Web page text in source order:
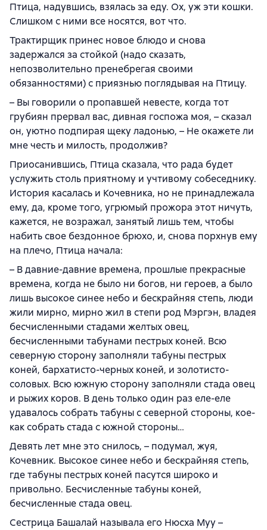
Птица, надувшись, взялась за еду. Ох, уж эти кошки.
Слишком с ними все носятся, вот что.
Трактирщик принес новое блюдо и снова
задержался за стойкой (надо сказать,
непозволительно пренебрегая своими
обязанностями) с приязнью поглядывая на Птицу.
– Вы говорили о пропавшей невесте, когда тот
грубиян прервал вас, дивная госпожа моя, – сказал
он, уютно подпирая щеку ладонью, – Не окажете ли
мне честь и милость, продолжив?
Приосанившись, Птица сказала, что рада будет
услужить столь приятному и учтивому собеседнику.
История касалась и Кочевника, но не принадлежала
ему, да, кроме того, угрюмый прожора этот ничуть,
кажется, не возражал, занятый лишь тем, чтобы
набить свое бездонное брюхо, и, снова порхнув ему
на плечо, Птица начала:
– В давние-давние времена, прошлые прекрасные
времена, когда не было ни богов, ни героев, а было
лишь высокое синее небо и бескрайняя степь, люди
жили мирно, мирно жил в степи род Мэргэн, владея
бесчисленными стадами желтых овец,
бесчисленными табунами пестрых коней. Всю
северную сторону заполняли табуны пестрых
коней, бархатисто-черных коней, и золотисто-
соловых. Всю южную сторону заполняли стада овец
и рыжих коров. В день только один раз еле-еле
удавалось собрать табуны с северной стороны, кое-
как собрать стада с южной стороны…
Девять лет мне это снилось, – подумал, жуя,
Кочевник. Высокое синее небо и бескрайняя степь,
где табуны пестрых коней пасутся широко и
привольно. Бесчисленные табуны коней,
бесчисленные стада овец.
Сестрица Башалай называла его Нюсха Муу –